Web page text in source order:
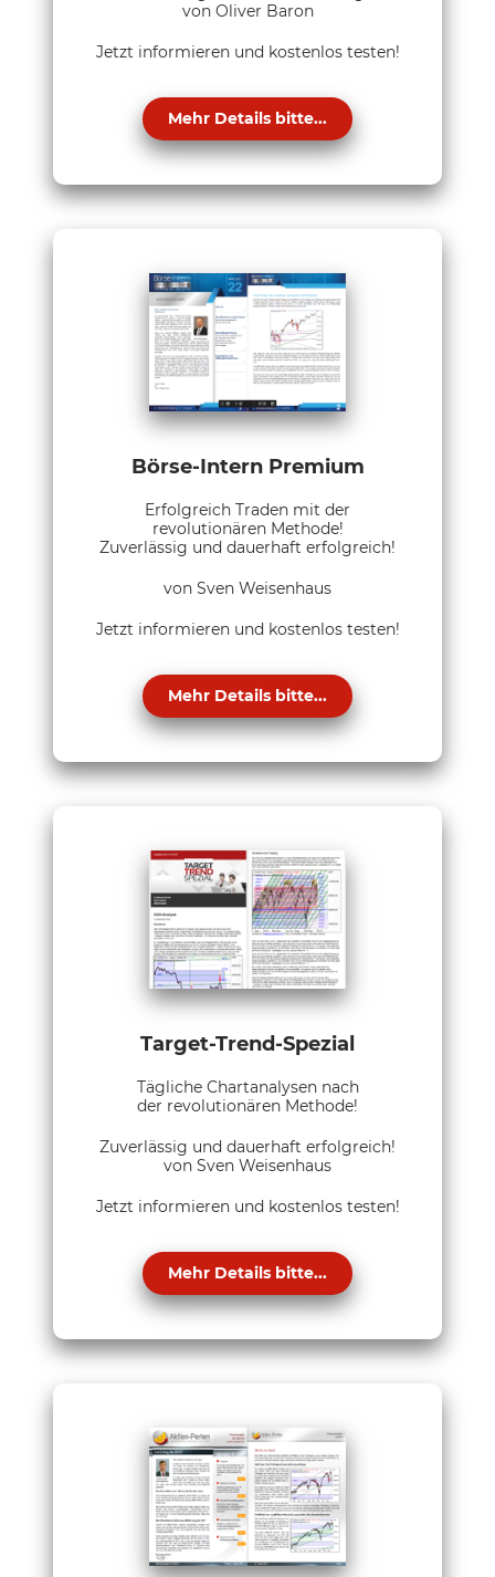
von Oliver Baron
Jetzt informieren und kostenlos testen!
Mehr Details bitte...
Börse-Intern Premium
Erfolgreich Traden mit der
revolutionären Methode!
Zuverlässig und dauerhaft erfolgreich!
von Sven Weisenhaus
Jetzt informieren und kostenlos testen!
Mehr Details bitte...
Target-Trend-Spezial
Tägliche Chartanalysen nach
der revolutionären Methode!
Zuverlässig und dauerhaft erfolgreich!
von Sven Weisenhaus
Jetzt informieren und kostenlos testen!
Mehr Details bitte...